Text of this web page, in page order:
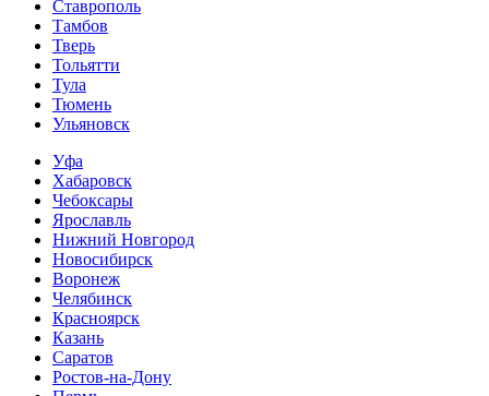
Ставрополь
Тамбов
Тверь
Тольятти
Тула
Тюмень
Ульяновск
Уфа
Хабаровск
Чебоксары
Ярославль
Нижний Новгород
Новосибирск
Воронеж
Челябинск
Красноярск
Казань
Саратов
Ростов-на-Дону